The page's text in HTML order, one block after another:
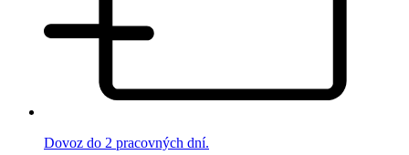
Dovoz do 2 pracovných dní.